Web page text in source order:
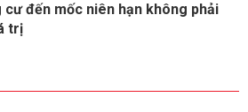
Bệnh nhân nữ, 38 tuổi, ở Hòa
Ngày 28/7/2020 bệnh nhân
cư đến mốc niên hạn không phải
trị